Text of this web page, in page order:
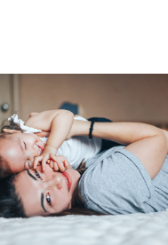
и совершайте подвиги.
InDrug перечисляет
фонд, а
закупает продукты
вещи для той или иной
и передает помощь